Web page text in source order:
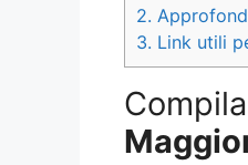
2.
3. Link utili